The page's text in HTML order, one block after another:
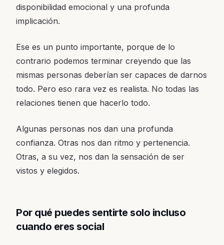
disponibilidad emocional y una profunda
implicación.
Ese es un punto importante, porque de lo
contrario podemos terminar creyendo que las
mismas personas deberían ser capaces de darnos
todo. Pero eso rara vez es realista. No todas las
relaciones tienen que hacerlo todo.
Algunas personas nos dan una profunda
confianza. Otras nos dan ritmo y pertenencia.
Otras, a su vez, nos dan la sensación de ser
vistos y elegidos.
Por qué puedes sentirte solo incluso
cuando eres social